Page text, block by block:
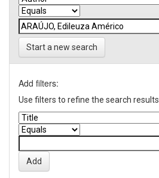
Start a new search
Add filters:
Use filters to refine the search results.